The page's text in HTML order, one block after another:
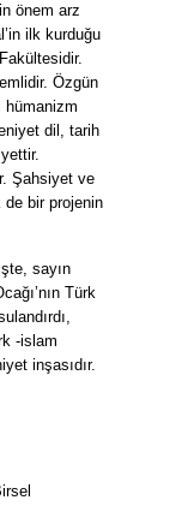
önem arz
ilk kurduğu
Özgün
hümanizm
dil, tarih
Şahsiyet ve
de bir projenin
sayın
Türk
-islam
inşasıdır.